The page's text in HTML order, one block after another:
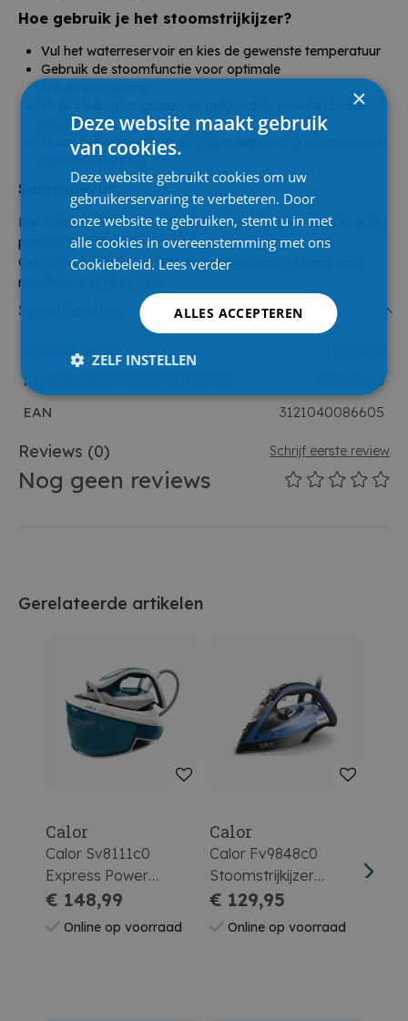
Hoe gebruik je het stoomstrijkijzer?
Vul het waterreservoir en kies de gewenste temperatuur
Gebruik de stoomfunctie voor optimale
Strijk kleding langzaam en gelijkmatig voor het beste
resultaat
Maak het reservoir en strijkijzer regelmatig schoon voor
Samengevat
Het Calor FV8062C0 Pure Gliss stoomstrijkijzer biedt kracht,
precisie en efficiëntie.
Gebruiksvriendelijk, stijlvol en betrouwbaar – ideaal voor
moeiteloos strijken thuis.
Specificaties
Product code
Referentienummer leverancier
FV8062C0
EAN
3121040086605
Reviews (0) Schrijf eerste review
Nog geen reviews
Gerelateerde artikelen
Calor
Calor Sv8111c0
Express Power
Strijkijzer Met
Stoomgenerator
€ 148,99
Online op voorraad
Calor
Calor Fv9848c0
Stoomstrijkijzer
Ultimate Pure 3200w
€ 129,95
Online op voorraad
×
Deze website maakt gebruik
van cookies.
Deze website gebruikt cookies om uw
gebruikerservaring te verbeteren. Door
onze website te gebruiken, stemt u in met
alle cookies in overeenstemming met ons
Cookiebeleid. Lees verder
ALLES ACCEPTEREN
ZELF INSTELLEN